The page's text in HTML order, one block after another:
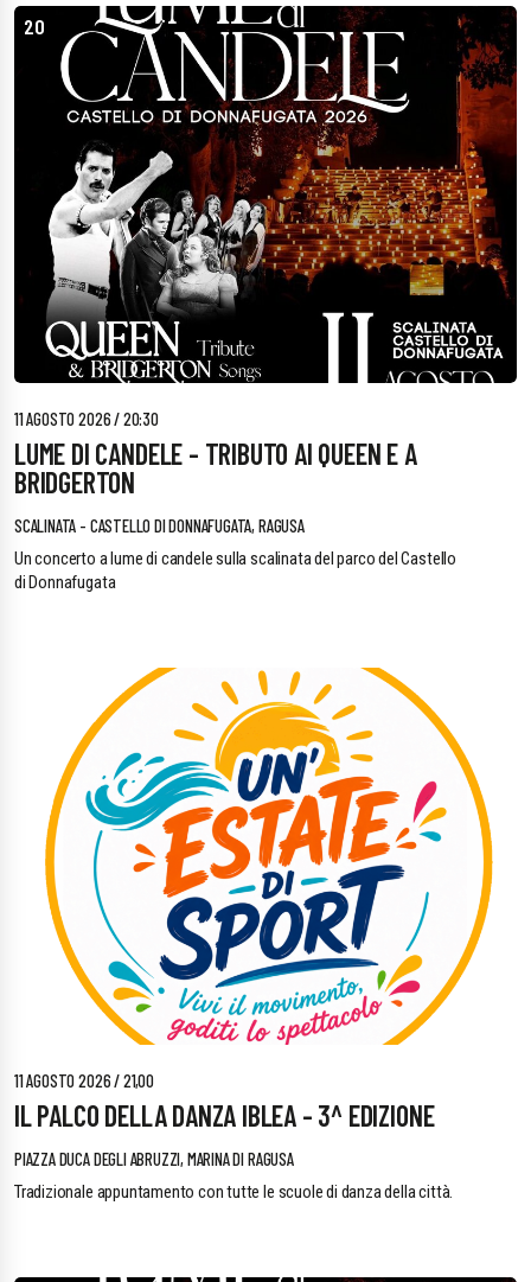
20
11 AGOSTO 2026 / 20:30
LUME DI CANDELE - TRIBUTO AI QUEEN E A
BRIDGERTON
SCALINATA - CASTELLO DI DONNAFUGATA, RAGUSA
Un concerto a lume di candele sulla scalinata del parco del Castello
di Donnafugata
11 AGOSTO 2026 / 21,00
IL PALCO DELLA DANZA IBLEA - 3^ EDIZIONE
PIAZZA DUCA DEGLI ABRUZZI, MARINA DI RAGUSA
Tradizionale appuntamento con tutte le scuole di danza della città.